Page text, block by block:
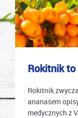
Rokitnik
Rokitnik
ananasem
medycznych z